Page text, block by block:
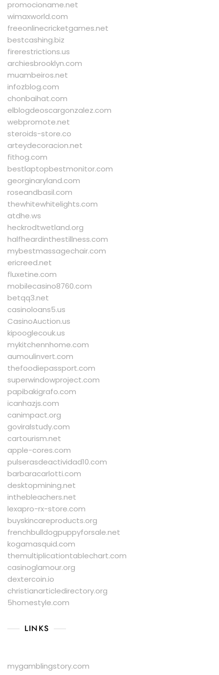
promocioname.net
wimaxworld.com
freeonlinecricketgames.net
bestcashing.biz
firerestrictions.us
archiesbrooklyn.com
muambeiros.net
infozblog.com
chonbaihat.com
elblogdeoscargonzalez.com
webpromote.net
steroids-store.co
arteydecoracion.net
fithog.com
bestlaptopbestmonitor.com
georginaryland.com
roseandbasil.com
thewhitewhitelights.com
atdhe.ws
heckrodtwetland.org
halfheardinthestillness.com
mybestmassagechair.com
ericreed.net
fluxetine.com
mobilecasino8760.com
betqq3.net
casinoloans5.us
CasinoAuction.us
kipooglecouk.us
mykitchennhome.com
aumoulinvert.com
thefoodiepassport.com
superwindowproject.com
papibakigrafo.com
icanhazjs.com
canimpact.org
goviralstudy.com
cartourism.net
apple-cores.com
pulserasdeactividad10.com
barbaracarlotti.com
desktopmining.net
inthebleachers.net
lexapro-rx-store.com
buyskincareproducts.org
frenchbulldogpuppyforsale.net
kogamasquid.com
themultiplicationtablechart.com
casinoglamour.org
dextercoin.io
christianarticledirectory.org
5homestyle.com
LINKS
mygamblingstory.com